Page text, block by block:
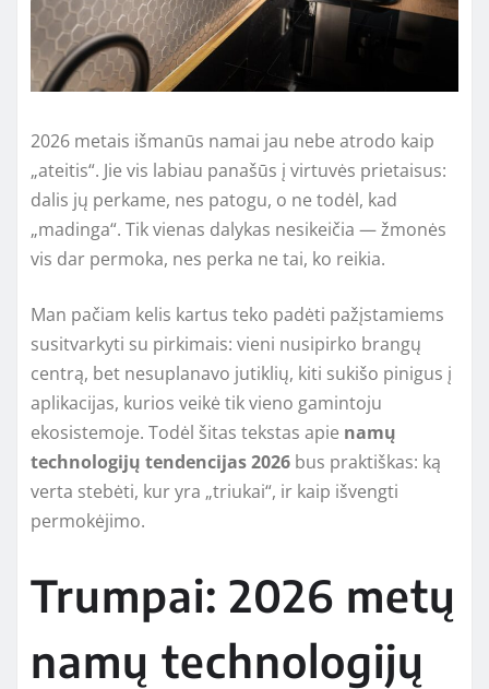
2026 metais išmanūs namai jau nebe atrodo kaip
„ateitis“. Jie vis labiau panašūs į virtuvės prietaisus:
dalis jų perkame, nes patogu, o ne todėl, kad
„madinga“. Tik vienas dalykas nesikeičia — žmonės
vis dar permoka, nes perka ne tai, ko reikia.
Man pačiam kelis kartus teko padėti pažįstamiems
susitvarkyti su pirkimais: vieni nusipirko brangų
centrą, bet nesuplanavo jutiklių, kiti sukišo pinigus į
aplikacijas, kurios veikė tik vieno gamintoju
ekosistemoje. Todėl šitas tekstas apie namų
technologijų tendencijas 2026 bus praktiškas: ką
verta stebėti, kur yra „triukai“, ir kaip išvengti
permokėjimo.
Trumpai: 2026 metų
namų technologijų